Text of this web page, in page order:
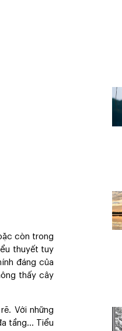
còn trong
thuyết tuy
đáng của
thấy cây
Với những
tầng... Tiểu